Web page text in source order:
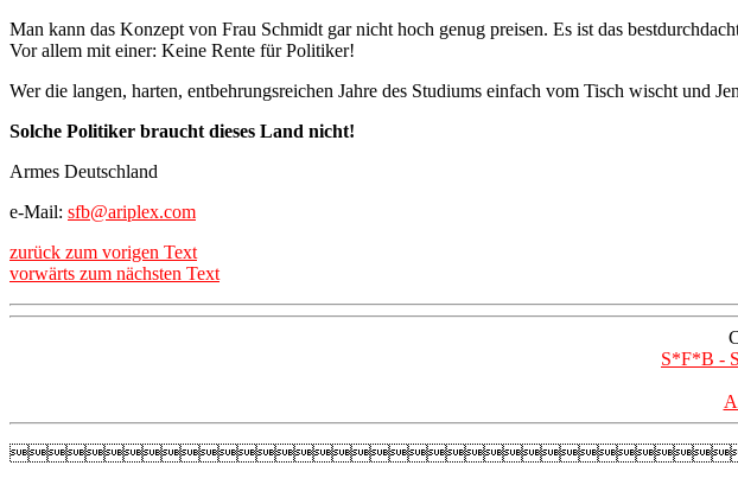
Man kann das Konzept von Frau Schmidt gar nicht hoch genug preisen. Es ist das
Vor allem mit einer: Keine Rente für Politiker!
Wer die langen, harten, entbehrungsreichen Jahre des Studiums einfach vom Tisch wischt und
Solche Politiker braucht dieses Land nicht!
Armes Deutschland
e-Mail: sfb@ariplex.com
zurück zum vorigen Text
vorwärts zum nächsten Text
S*F*B -